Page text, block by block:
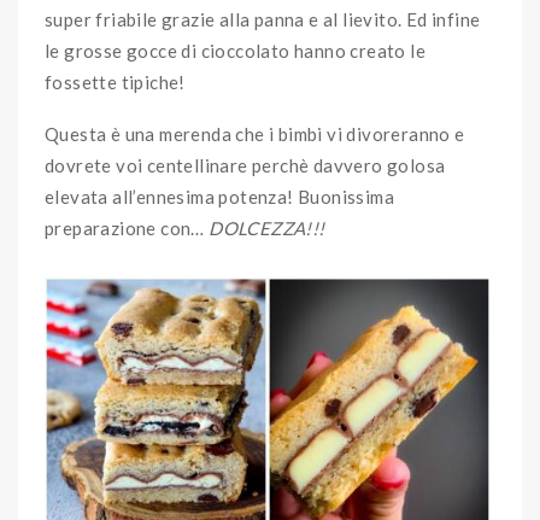
super friabile grazie alla panna e al lievito. Ed infine
le grosse gocce di cioccolato hanno creato le
fossette tipiche!
Questa è una merenda che i bimbi vi divoreranno e
dovrete voi centellinare perchè davvero golosa
elevata all’ennesima potenza! Buonissima
preparazione con… DOLCEZZA!!!